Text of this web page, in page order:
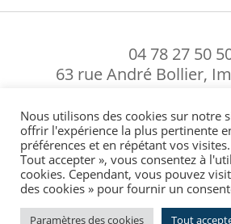
04 78 27 50
63 rue André Bollier,
Mentions légales -Politique de
gestion des cookies- En cas de
 
Nous utilisons des cookies sur notre
offrir l'expérience la plus pertinente
préférences et en répétant vos
Tout accepter », vous consentez à
cookies. Cependant, vous pouvez
des cookies » pour fournir un
Paramètres des cookies Tout